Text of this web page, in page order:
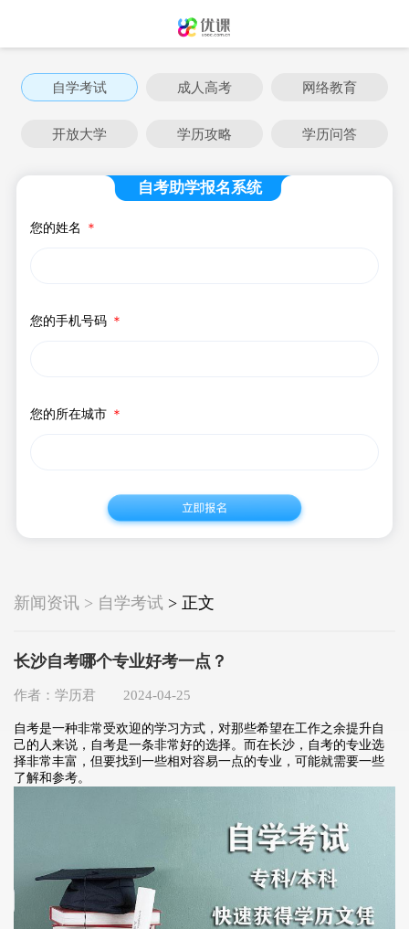
自学考试 成人高考 网络教育
开放大学 学历攻略 学历问答
自考助学报名系统
您的姓名 ＊
您的手机号码 ＊
您的所在城市 ＊
新闻资讯 > 自学考试 > 正文
长沙自考哪个专业好考一点？
作者：学历君 2024-04-25
自考是一种非常受欢迎的学习方式，对那些希望在工作之余提升自
己的人来说，自考是一条非常好的选择。而在长沙，自考的专业选
择非常丰富，但要找到一些相对容易一点的专业，可能就需要一些
了解和参考。